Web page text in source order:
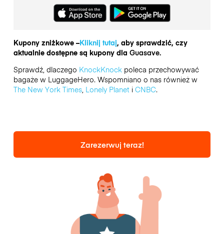
Kupony zniżkowe –Kliknij tutaj, aby sprawdzić, czy
aktualnie dostępne są kupony dla Guasave.
Sprawdź, dlaczego KnockKnockpoleca przechowywać
bagaże w LuggageHero. Wspomniano o nas również w
The New York Times, Lonely Planeti CNBC.
Zarezerwuj teraz!